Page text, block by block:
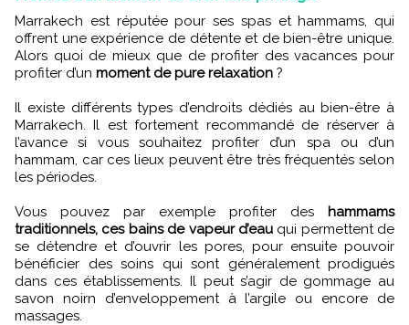
Marrakech est réputée pour ses spas et hammams, qui
offrent une expérience de détente et de bien-être unique.
Alors quoi de mieux que de profiter des vacances pour
profiter d’un moment de pure relaxation ?
Il existe différents types d’endroits dédiés au bien-être à
Marrakech. Il est fortement recommandé de réserver à
l’avance si vous souhaitez profiter d’un spa ou d’un
hammam, car ces lieux peuvent être très fréquentés selon
les périodes.
Vous pouvez par exemple profiter des hammams
traditionnels, ces bains de vapeur d’eau qui permettent de
se détendre et d’ouvrir les pores, pour ensuite pouvoir
bénéficier des soins qui sont généralement prodigués
dans ces établissements. Il peut s’agir de gommage au
savon noirn d’enveloppement à l’argile ou encore de
massages.